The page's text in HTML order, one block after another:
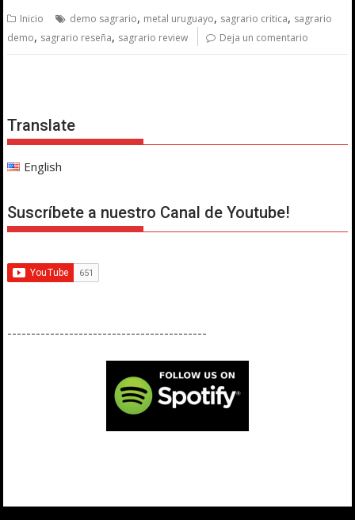
Inicio demo sagrario, metal uruguayo, sagrario critica, sagrario
demo, sagrario reseña, sagrario review Deja un comentario
Translate
English
Suscríbete a nuestro Canal de Youtube!
------------------------------------------